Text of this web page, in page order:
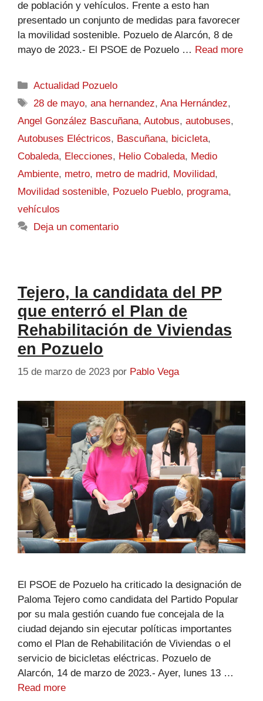
de población y vehículos. Frente a esto han
presentado un conjunto de medidas para favorecer
la movilidad sostenible. Pozuelo de Alarcón, 8 de
mayo de 2023.- El PSOE de Pozuelo … Read more
Actualidad Pozuelo
28 de mayo,ana hernandez,Ana Hernández,
Angel González Bascuñana, Autobus, autobuses,
Autobuses Eléctricos, Bascuñana, bicicleta,
Cobaleda, Elecciones, Helio Cobaleda, Medio
Ambiente, metro, metro de madrid, Movilidad,
Movilidad sostenible, Pozuelo Pueblo, programa,
vehículos
Deja un comentario
Tejero, la candidata del PP
que enterró el Plan de
Rehabilitación de Viviendas
en Pozuelo
15 de marzo de 2023 por Pablo Vega
El PSOE de Pozuelo ha criticado la designación de
Paloma Tejero como candidata del Partido Popular
por su mala gestión cuando fue concejala de la
ciudad dejando sin ejecutar políticas importantes
como el Plan de Rehabilitación de Viviendas o el
servicio de bicicletas eléctricas. Pozuelo de
Alarcón, 14 de marzo de 2023.- Ayer, lunes 13 …
Read more